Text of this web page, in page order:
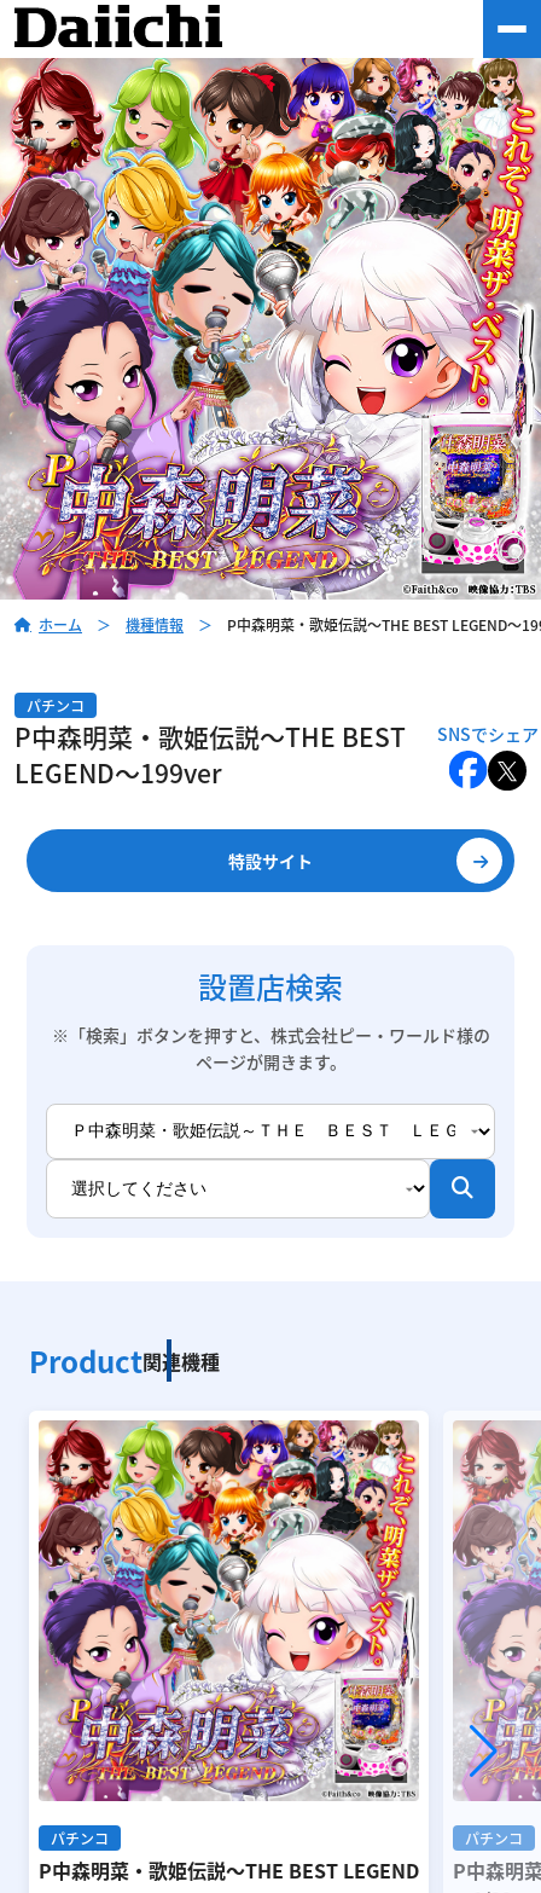
ホーム ＞ 機種情報 ＞ P中森明菜・歌姫伝説～THE BEST LEGEND～
パチンコ
P中森明菜・歌姫伝説～THE BEST
LEGEND～199ver
特設サイト
設置店検索
※「検索」ボタンを押すと、株式会社ピー・ワールド様の
ページが開きます。
Product関連機種
パチンコ
P中森明菜・歌姫伝説～THE BEST LEGEND
パチンコ
P中森明